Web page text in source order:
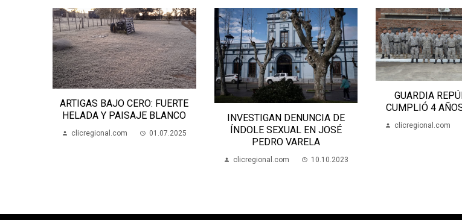
ARTIGAS BAJO CERO: FUERTE
HELADA Y PAISAJE BLANCO
clicregional.com 01.07.2025
INVESTIGAN DENUNCIA DE
ÍNDOLE SEXUAL EN JOSÉ
PEDRO VARELA
clicregional.com 10.10.2023
GUARDIA REPÚBLICANA
CUMPLIÓ 4 AÑOS EN SALTO
clicregional.com 20.05.2024